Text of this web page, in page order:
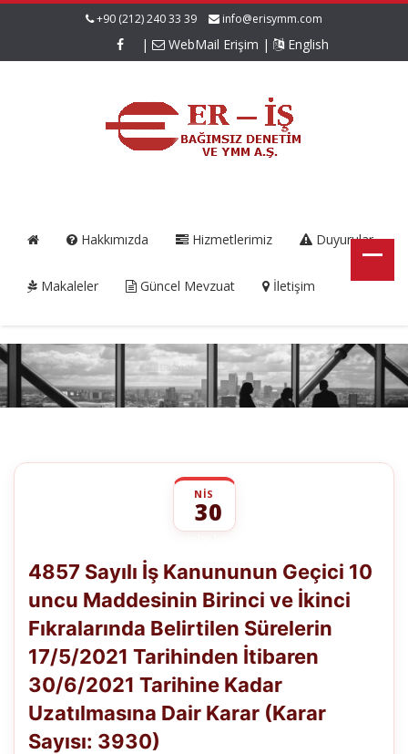
+90 (212) 240 33 39 info@erisymm.com
| WebMail Erişim | English
Hakkımızda Hizmetlerimiz Duyurular
Makaleler Güncel Mevzuat İletişim
NIS
30
İş
Kanununun
Geçici
uncu
Maddesinin
Birinci
ve
İkinci
Fıkralarında
Belirtilen
4857 Sayılı İş Kanununun Geçici 10
uncu Maddesinin Birinci ve İkinci
Fıkralarında Belirtilen Sürelerin
17/5/2021 Tarihinden İtibaren
30/6/2021 Tarihine Kadar
Uzatılmasına Dair Karar (Karar
Sayısı: 3930)